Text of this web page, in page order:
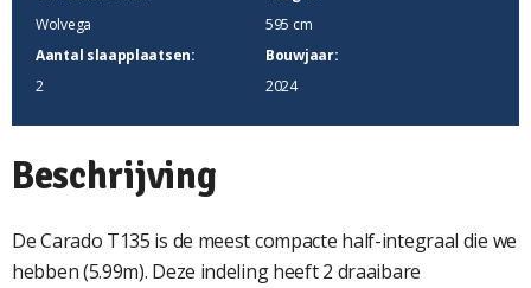
Wolvega
595 cm
Aantal slaapplaatsen:
2
Bouwjaar:
2024
Beschrijving
De Carado T135 is de meest compacte half-integraal die we
hebben (5.99m). Deze indeling heeft 2 draaibare